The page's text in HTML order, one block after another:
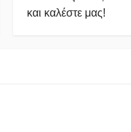
και καλέστε μας!